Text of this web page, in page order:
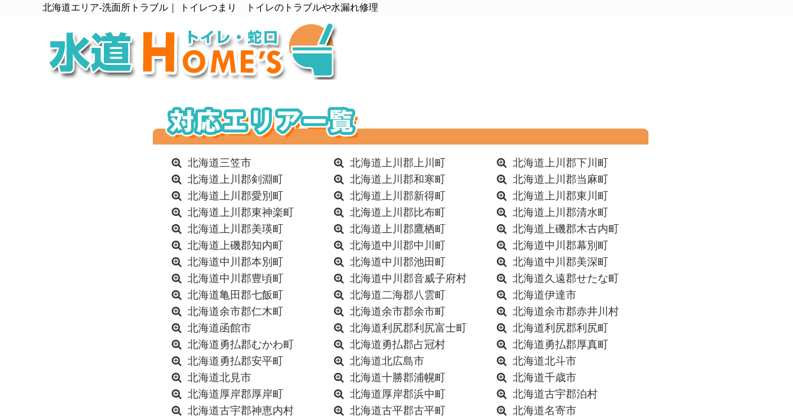
北海道エリア-洗面所トラブル｜ トイレつまり トイレのトラブルや水漏れ修理
北海道三笠市 北海道上川郡上川町
北海道上川郡下川町
北海道上川郡剣淵町
北海道上川郡和寒町
北海道上川郡当麻町
北海道上川郡愛別町
北海道上川郡新得町
北海道上川郡東川町
北海道上川郡東神楽町
北海道上川郡比布町
北海道上川郡清水町
北海道上川郡美瑛町
北海道上川郡鷹栖町
北海道上磯郡木古内町
北海道上磯郡知内町
北海道中川郡中川町
北海道中川郡幕別町
北海道中川郡本別町
北海道中川郡池田町
北海道中川郡美深町
北海道中川郡豊頃町
北海道中川郡音威子府村
北海道久遠郡せたな町
北海道亀田郡七飯町
北海道二海郡八雲町
北海道伊達市
北海道余市郡仁木町
北海道余市郡余市町
北海道余市郡赤井川村
北海道函館市
北海道利尻郡利尻富士町
北海道利尻郡利尻町
北海道勇払郡むかわ町
北海道勇払郡占冠村
北海道勇払郡厚真町
北海道勇払郡安平町
北海道北広島市
北海道北斗市
北海道北見市
北海道十勝郡浦幌町
北海道千歳市
北海道厚岸郡厚岸町
北海道厚岸郡浜中町
北海道古宇郡泊村
北海道古宇郡神恵内村
北海道古平郡古平町
北海道名寄市